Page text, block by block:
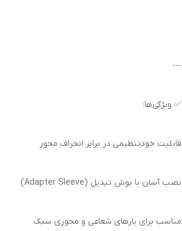
---
✅ ویژگی‌ها:
قابلیت خودتنظیمی در برابر انحراف محور
نصب آسان با بوش تبدیل (Adapter Sleeve)
مناسب برای بارهای شعاعی و محوری سبک